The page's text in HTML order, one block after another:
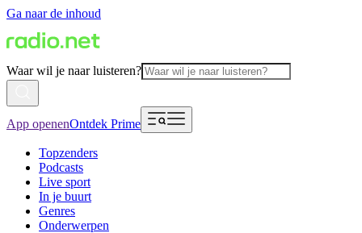
Ga naar de inhoud
Waar wil je naar luisteren?
App openenOntdek Prime
Topzenders
Podcasts
Live sport
In je buurt
Genres
Onderwerpen